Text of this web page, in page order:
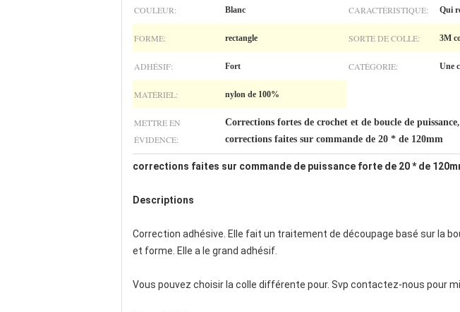
COULEUR: Blanc CARACTÉRISTIQUE: Qui
FORME: rectangle SORTE DE COLLE: 3M
ADHÉSIF: Fort CATÉGORIE: Une
MATÉRIEL: nylon de 100%
METTRE EN
ÉVIDENCE:
Corrections fortes de crochet et de boucle de puissance,
corrections faites sur commande de 20 * de 120mm
corrections faites sur commande de puissance forte de 20 * de
Descriptions
Correction adhésive. Elle fait un traitement de découpage basé sur la
et forme. Elle a le grand adhésif.
Vous pouvez choisir la colle différente pour. Svp contactez-nous pour